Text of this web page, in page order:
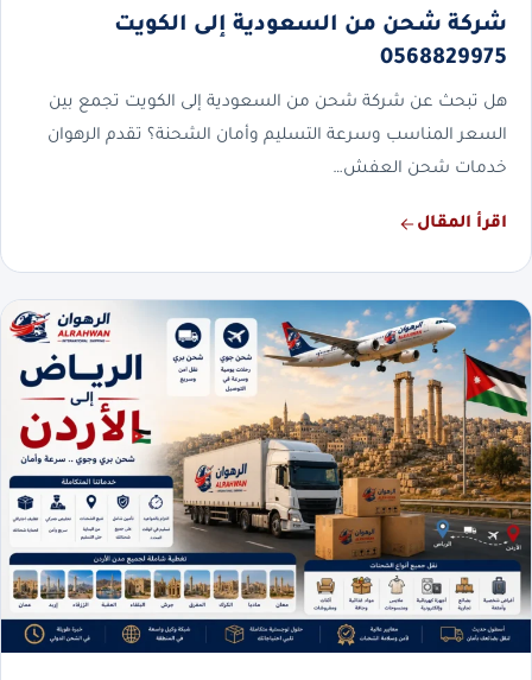
شركة شحن من السعودية إلى الكويت
0568829975
هل تبحث عن شركة شحن من السعودية إلى الكويت تجمع بين
السعر المناسب وسرعة التسليم وأمان الشحنة؟ تقدم الرهوان
خدمات شحن العفش…
اقرأ المقال